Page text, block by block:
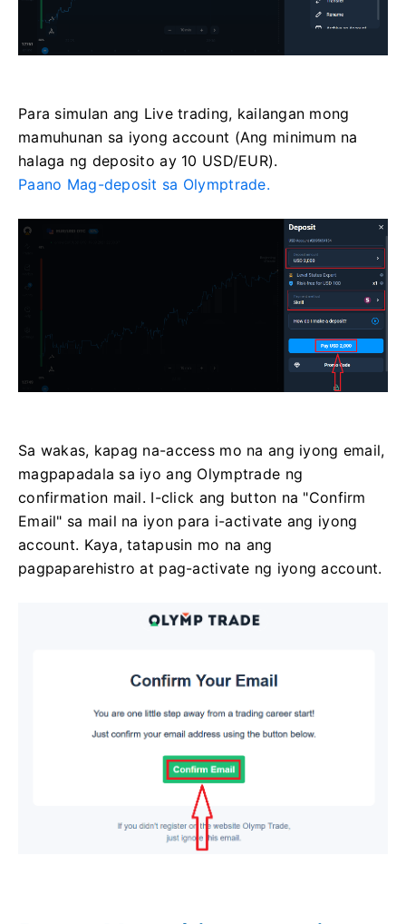
Para simulan ang Live trading, kailangan mong
mamuhunan sa iyong account (Ang minimum na
halaga ng deposito ay 10 USD/EUR).
Paano Mag-deposit sa Olymptrade.
Sa wakas, kapag na-access mo na ang iyong email,
magpapadala sa iyo ang Olymptrade ng
confirmation mail. I-click ang button na "Confirm
Email" sa mail na iyon para i-activate ang iyong
account. Kaya, tatapusin mo na ang
pagpaparehistro at pag-activate ng iyong account.